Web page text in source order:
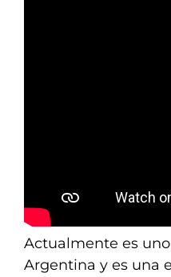
Actualmente es
Argentina y es una